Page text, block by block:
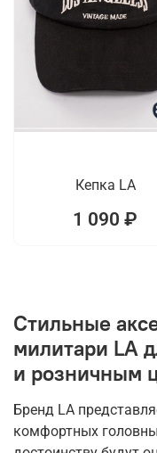
Кепка LA
1 090 ₽
Стильные
милитари LA
и розничным
Бренд LA
комфортных